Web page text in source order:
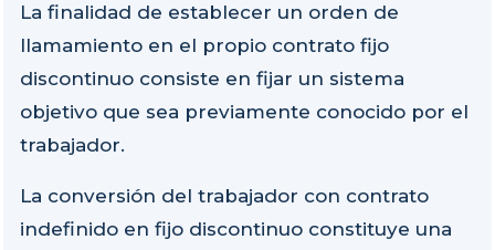
La finalidad de establecer un orden de
llamamiento en el propio contrato fijo
discontinuo consiste en fijar un sistema
objetivo que sea previamente conocido por el
trabajador.
La conversión del trabajador con contrato
indefinido en fijo discontinuo constituye una